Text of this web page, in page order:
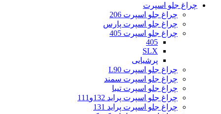
چراغ جلو اسپرت
چراغ جلو اسپرت 206
چراغ جلو اسپرت پارس
چراغ جلو اسپرت 405
405
SLX
پرشیایی
چراغ جلو اسپرت L90
چراغ جلو اسپرت سمند
چراغ جلو اسپرت تیبا
چراغ جلو اسپرت پراید 132و111
چراغ جلو اسپرت پراید 131